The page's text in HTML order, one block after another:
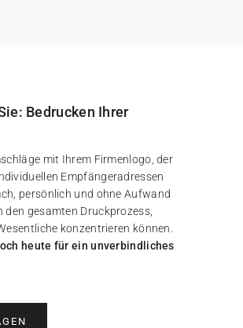
Bedrucken Ihrer
mit Ihrem Firmenlogo, der
Empfängeradressen
persönlich und ohne Aufwand
den gesamten Druckprozess,
konzentrieren können.
heute für ein unverbindliches